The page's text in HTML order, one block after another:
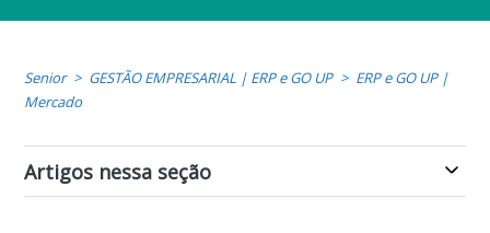
Senior GESTÃO EMPRESARIAL | ERP e GO UP
ERP e GO UP |
Mercado
Artigos nessa seção